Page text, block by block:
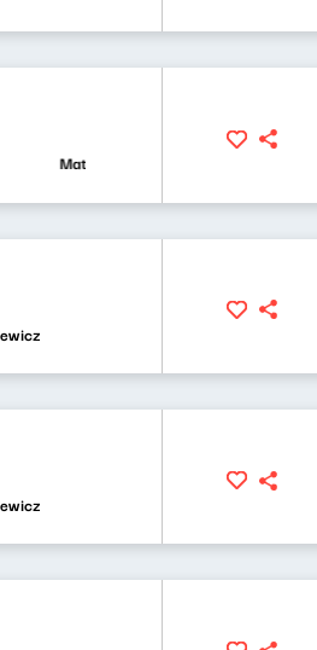
Mateusz Andruszkiewicz, Zuzanna Iłenda